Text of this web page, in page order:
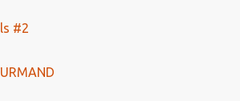
#2